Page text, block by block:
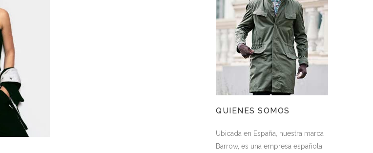
QUIENES SOMOS
Ubicada en España, nuestra marca
Barrow, es una empresa española